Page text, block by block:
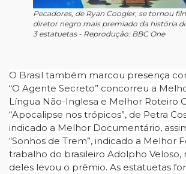
Pecadores, de Ryan Coogler, se tornou
diretor negro mais premiado da história
3 estatuetas - Reprodução: BBC One
O Brasil também marcou presença
“O Agente Secreto” concorreu a
Língua Não-Inglesa e Melhor Roteiro
“Apocalipse nos trópicos”, de Petra
indicado a Melhor Documentário,
“Sonhos de Trem”, indicado a Melhor
trabalho do brasileiro Adolpho Veloso,
deles levou o prêmio. As estatuetas